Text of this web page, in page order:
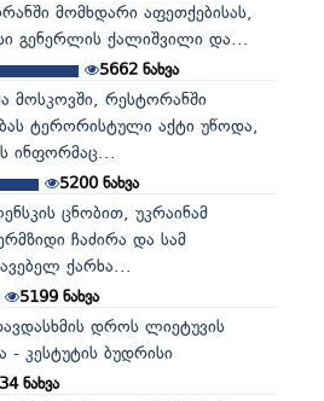
მომხდარი აფეთქებისას,
გენერლის ქალიშვილი და...
5662 ნახვა
მოსკოვში, რესტორანში
ტერორისტული აქტი უწოდა,
ინფორმაც...
5200ნახვა
ცნობით, უკრაინამ
ჩაძირა და სამ
ქარხა...
5199ნახვა
დროს ლიეტუვის
- კესტუტის ბუდრისი
ნახვა